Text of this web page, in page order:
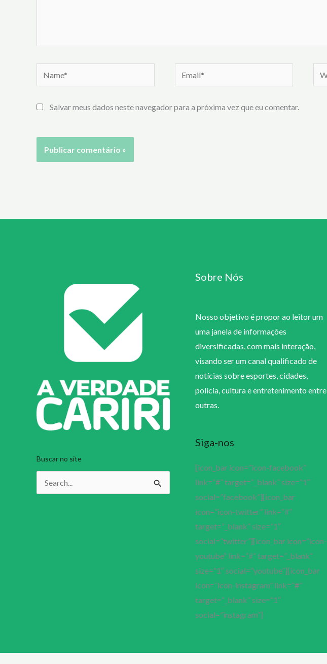
Salvar meus dados neste navegador para a próxima vez que eu comentar.
Buscar no site
Pesquisar
Sobre Nós
Nosso objetivo é propor ao leitor um
uma janela de informações
diversificadas, com mais interação,
visando ser um canal qualificado de
notícias sobre esportes, cidades,
polícia, cultura e entretenimento entre
outras.
Siga-nos
[icon_bar icon=”icon-facebook”
link=”#” target=”_blank” size=”1″
social=”facebook”][icon_bar
icon=”icon-twitter” link=”#”
target=”_blank” size=”1″
social=”twitter”][icon_bar icon=”icon-
youtube” link=”#” target=”_blank”
size=”1″ social=”youtube”][icon_bar
icon=”icon-instagram” link=”#”
target=”_blank” size=”1″
social=”instagram”]